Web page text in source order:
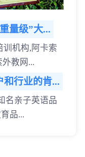
量级”大...
训机构,阿卡索
教网...
和行业的肯...
名亲子英语品
品...